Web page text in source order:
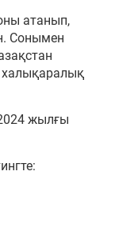
атанып,
Сонымен
халықаралық
жылғы